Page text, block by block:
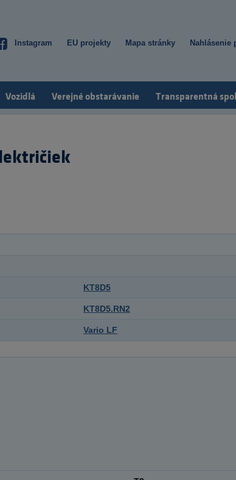
Instagram EU projekty Mapa stránky Nahlásenie
Vozidlá Verejné obstarávanie Transparentná
KT8D5
KT8D5.RN2
Vario LF